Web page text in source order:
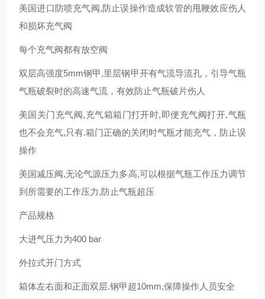
美国进口防喷充气阀,防止误操作造成软管的甩鞭效应伤人
和损坏充气阀
每个充气阀都有放空阀
双层高强度5mm钢甲,里层钢甲开有气流导流孔，引导气瓶
气瓶破裂时的高速气流，有效防止气瓶破片伤人
美国关门充气阀,充气箱箱门打开时,即便充气阀打开,气瓶
也不会充气,只有.箱门正确的关闭时气瓶才能充气，防止误
操作
美国减压阀,无论气源压力多高,可以根据气瓶工作压力调节
到所需要的工作压力,防止气瓶超压
产品规格
大进气压力为400 bar
外拉式开门方式
箱体左右面和正面双层.钢甲超10mm,保障操作人员安全